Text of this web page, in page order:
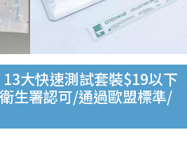
13大快速測試套裝$19以下
生署認可/通過歐盟標準/